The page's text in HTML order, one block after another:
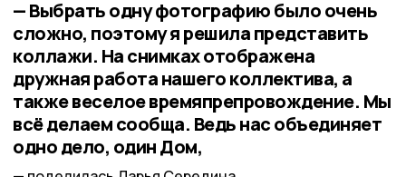
— Выбрать одну фотографию было очень
сложно, поэтому я решила представить
коллажи. На снимках отображена
дружная работа нашего коллектива, а
также веселое времяпрепровождение. Мы
всё делаем сообща. Ведь нас объединяет
одно дело, один Дом,